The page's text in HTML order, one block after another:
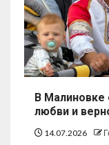
В Малиновке
любви и
14.07.2026